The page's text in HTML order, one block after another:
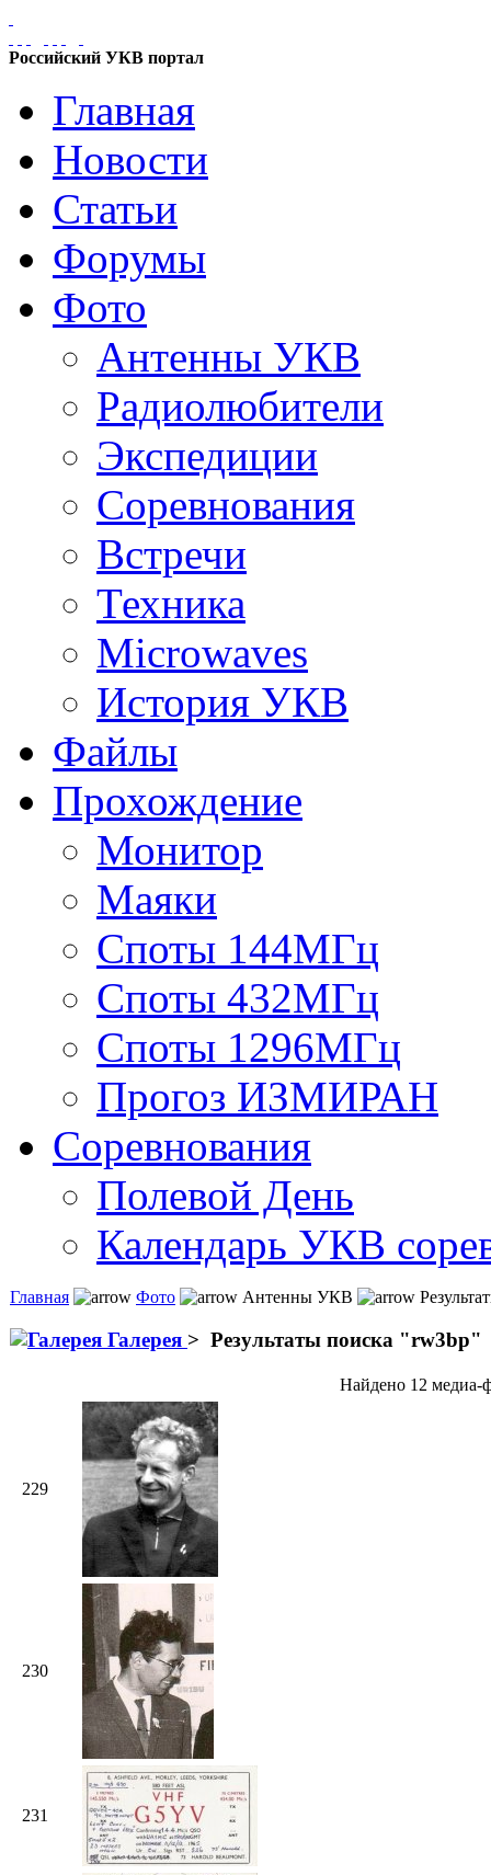
Российский УКВ портал
Главная
Новости
Статьи
Форумы
Фото
Антенны УКВ
Радиолюбители
Экспедиции
Соревнования
Встречи
Техника
Microwaves
История УКВ
Файлы
Прохождение
Монитор
Маяки
Споты 144МГц
Споты 432МГц
Споты 1296МГц
Прогоз ИЗМИРАН
Соревнования
Полевой День
Календарь УКВ
Главная Фото Антенны УКВ
Галерея > Результаты поиска "rw3bp"
Найдено 12 медиа-
229
230
231